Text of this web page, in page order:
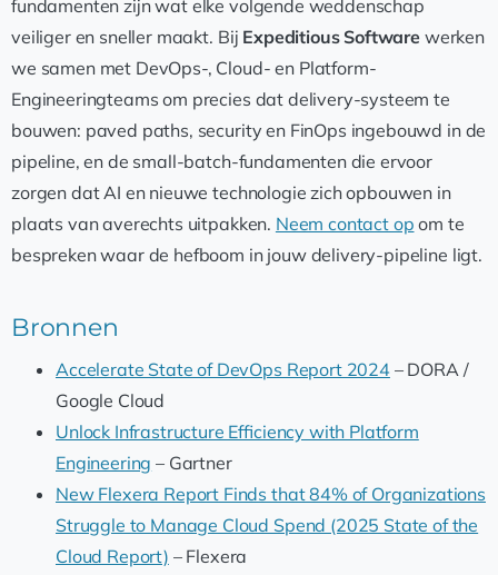
fundamenten zijn wat elke volgende weddenschap
veiliger en sneller maakt. Bij Expeditious Software werken
we samen met DevOps-, Cloud- en Platform-
Engineeringteams om precies dat delivery-systeem te
bouwen: paved paths, security en FinOps ingebouwd in de
pipeline, en de small-batch-fundamenten die ervoor
zorgen dat AI en nieuwe technologie zich opbouwen in
plaats van averechts uitpakken. Neem contact op om te
bespreken waar de hefboom in jouw delivery-pipeline ligt.
Bronnen
Accelerate State of DevOps Report 2024– DORA /
Google Cloud
Unlock Infrastructure Efficiency with Platform
Engineering – Gartner
New Flexera Report Finds that 84% of Organizations
Struggle to Manage Cloud Spend (2025 State of the
Cloud Report) – Flexera